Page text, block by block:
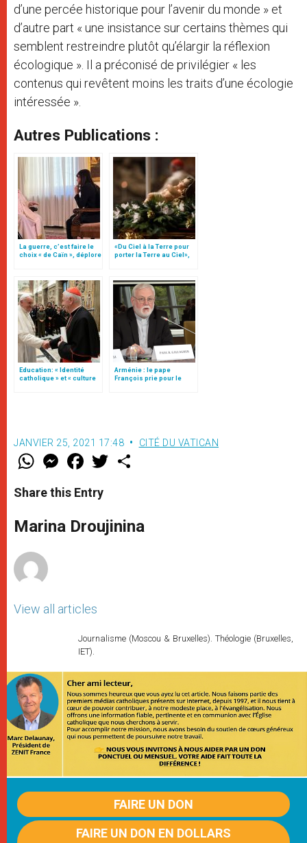
d’une percée historique pour l’avenir du monde » et
d’autre part « une insistance sur certains thèmes qui
semblent restreindre plutôt qu’élargir la réflexion
écologique ». Il a préconisé de privilégier « les
contenus qui revêtent moins les traits d’une écologie
intéressée ».
Autres Publications :
La guerre, c’est faire le
choix « de Caïn », déplore
«Du Ciel à la Terre pour
porter la Terre au Ciel»,
Education: « Identité
catholique » et « culture
Arménie : le pape
François prie pour le
JANVIER 25, 2021 17:48 CITÉ DU VATICAN
W
t
s
p
p
M
e
s
e
g
e
F
a
e
b
o
k
w
r
Share this Entry
Marina Droujinina
View all articles
Journalisme (Moscou & Bruxelles). Théologie (Bruxelles,
IET).
FAIRE UN DON
FAIRE UN DON EN DOLLARS